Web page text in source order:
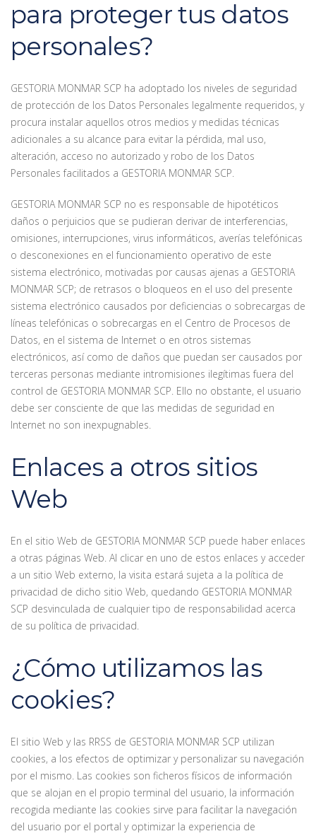
para proteger tus datos
personales?
GESTORIA MONMAR SCP ha adoptado los niveles de seguridad
de protección de los Datos Personales legalmente requeridos, y
procura instalar aquellos otros medios y medidas técnicas
adicionales a su alcance para evitar la pérdida, mal uso,
alteración, acceso no autorizado y robo de los Datos
Personales facilitados a GESTORIA MONMAR SCP.
GESTORIA MONMAR SCP no es responsable de hipotéticos
daños o perjuicios que se pudieran derivar de interferencias,
omisiones, interrupciones, virus informáticos, averías telefónicas
o desconexiones en el funcionamiento operativo de este
sistema electrónico, motivadas por causas ajenas a GESTORIA
MONMAR SCP; de retrasos o bloqueos en el uso del presente
sistema electrónico causados por deficiencias o sobrecargas de
líneas telefónicas o sobrecargas en el Centro de Procesos de
Datos, en el sistema de Internet o en otros sistemas
electrónicos, así como de daños que puedan ser causados por
terceras personas mediante intromisiones ilegítimas fuera del
control de GESTORIA MONMAR SCP. Ello no obstante, el usuario
debe ser consciente de que las medidas de seguridad en
Internet no son inexpugnables.
Enlaces a otros sitios
Web
En el sitio Web de GESTORIA MONMAR SCP puede haber enlaces
a otras páginas Web. Al clicar en uno de estos enlaces y acceder
a un sitio Web externo, la visita estará sujeta a la política de
privacidad de dicho sitio Web, quedando GESTORIA MONMAR
SCP desvinculada de cualquier tipo de responsabilidad acerca
de su política de privacidad.
¿Cómo utilizamos las
cookies?
El sitio Web y las RRSS de GESTORIA MONMAR SCP utilizan
cookies, a los efectos de optimizar y personalizar su navegación
por el mismo. Las cookies son ficheros físicos de información
que se alojan en el propio terminal del usuario, la información
recogida mediante las cookies sirve para facilitar la navegación
del usuario por el portal y optimizar la experiencia de